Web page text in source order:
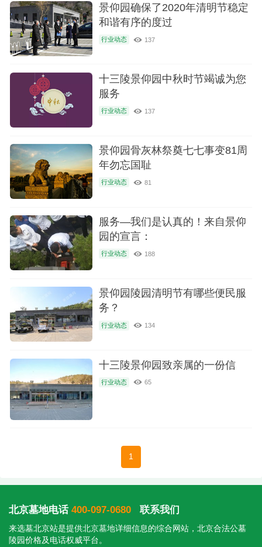
景仰园确保了2020年清明节稳定
和谐有序的度过
行业动态 137
十三陵景仰园中秋时节竭诚为您
服务
行业动态 137
景仰园骨灰林祭奠七七事变81周
年勿忘国耻
行业动态 81
服务—我们是认真的！来自景仰
园的宣言：
行业动态 188
景仰园陵园清明节有哪些便民服
务？
行业动态 134
十三陵景仰园致亲属的一份信
行业动态 65
1
北京墓地电话 400-097-0680 联系我们
来选墓北京站是提供北京墓地详细信息的综合网站，北京合法公墓
陵园价格及电话权威平台。